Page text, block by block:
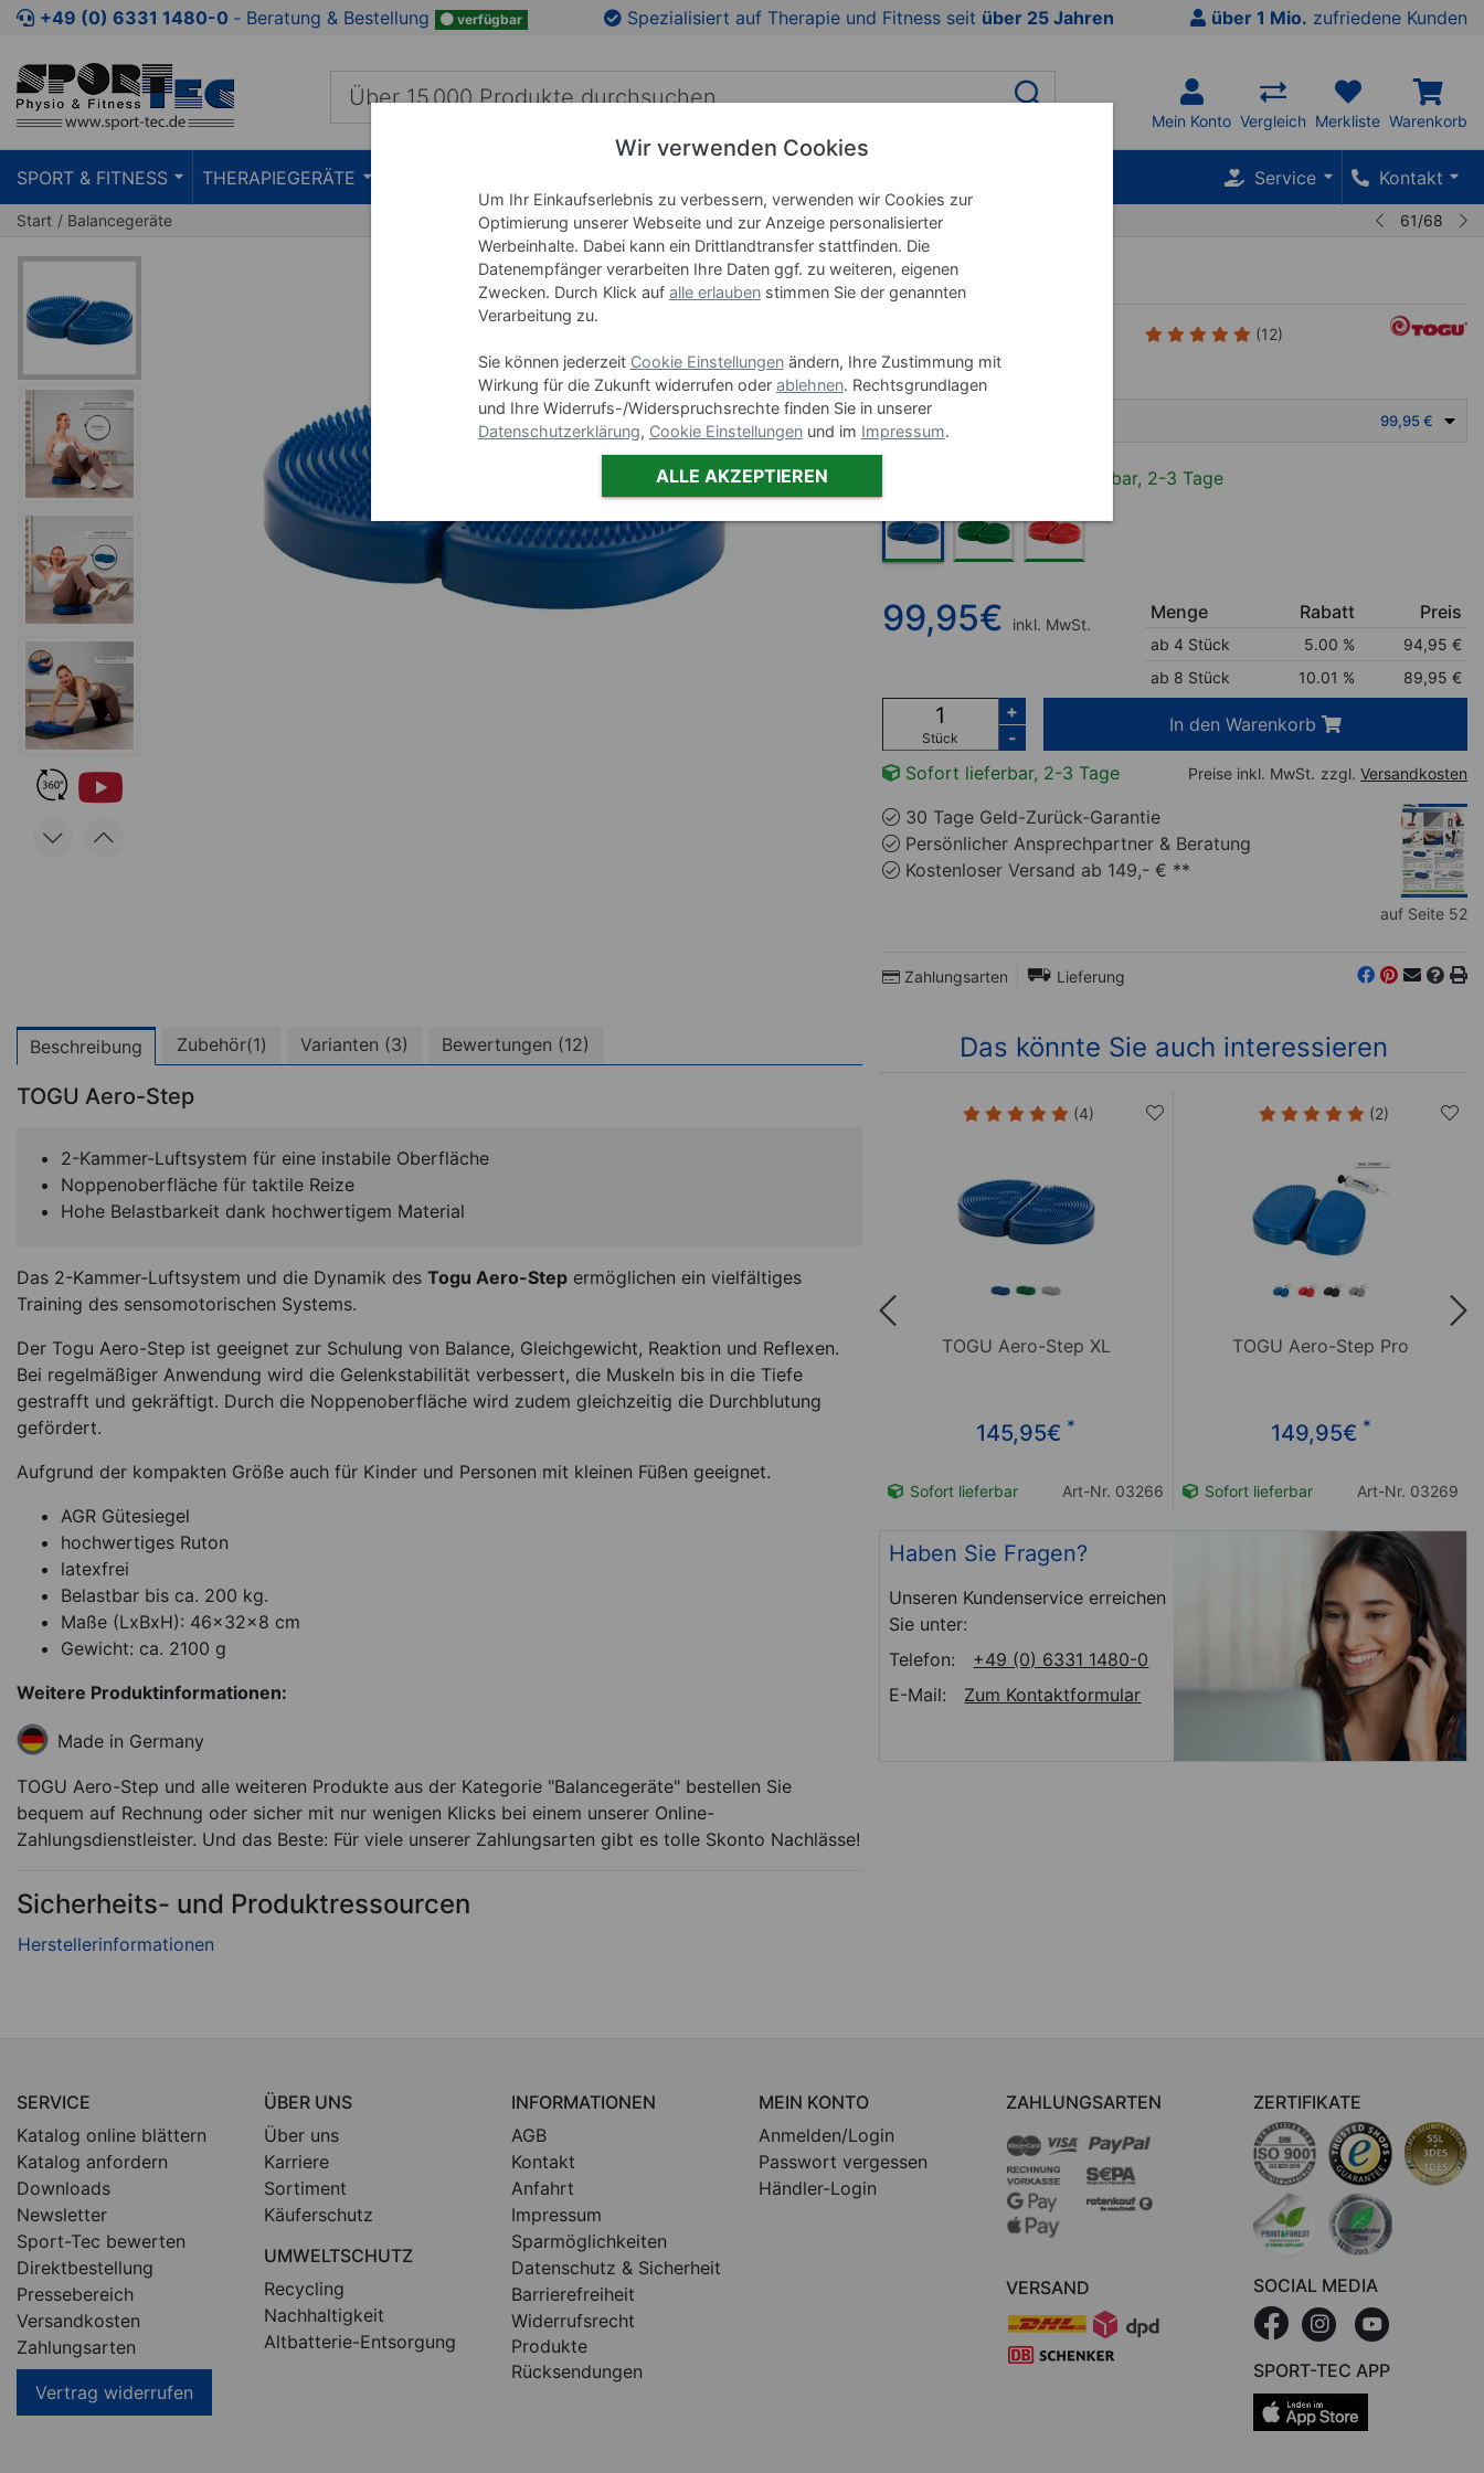
Zum Kaufbereich springen Zur Produktbeschreibung springen Zu den Produktbildern springen
+49 (0) 6331 1480-0 ‐ Beratung & Bestellung verfügbar Spezialisiert auf Therapie und Fitness seit über 25 Jahren über 1 Mio. zufriedene Kunden
Mein Konto Vergleich Merkliste Warenkorb
SPORT & FITNESS THERAPIEGERÄTE Service Kontakt
Start Balancegeräte 61/68
TOGU Aero-Step
(12)
Varianten
99,95 €
Sofort lieferbar, 2-3 Tage
99,95€ inkl. MwSt.
Menge Rabatt Preis
ab 4 Stück 5.00 % 94,95 €
ab 8 Stück
10.01 % 89,95 €
Stück
+
-
In den Warenkorb
Sofort lieferbar, 2-3 Tage Preise inkl. MwSt. zzgl. Versandkosten
30 Tage Geld-Zurück-Garantie
Persönlicher Ansprechpartner & Beratung
Kostenloser Versand ab 149,- € **
auf Seite 52
Zahlungsarten Lieferung
Beschreibung Zubehör(1) Varianten (3) Bewertungen (12)
TOGU Aero-Step
2-Kammer-Luftsystem für eine instabile Oberfläche
Noppenoberfläche für taktile Reize
Hohe Belastbarkeit dank hochwertigem Material
Das 2-Kammer-Luftsystem und die Dynamik des Togu Aero-Step ermöglichen ein vielfältiges
Training des sensomotorischen Systems.
Der Togu Aero-Step ist geeignet zur Schulung von Balance, Gleichgewicht, Reaktion und Reflexen.
Bei regelmäßiger Anwendung wird die Gelenkstabilität verbessert, die Muskeln bis in die Tiefe
gestrafft und gekräftigt. Durch die Noppenoberfläche wird zudem gleichzeitig die Durchblutung
gefördert.
Aufgrund der kompakten Größe auch für Kinder und Personen mit kleinen Füßen geeignet.
AGR Gütesiegel
hochwertiges Ruton
latexfrei
Belastbar bis ca. 200 kg.
Maße (LxBxH): 46x32x8 cm
Gewicht: ca. 2100 g
Weitere Produktinformationen:
Made in Germany
TOGU Aero-Step und alle weiteren Produkte aus der Kategorie "Balancegeräte" bestellen Sie
bequem auf Rechnung oder sicher mit nur wenigen Klicks bei einem unserer Online-
Zahlungsdienstleister. Und das Beste: Für viele unserer Zahlungsarten gibt es tolle Skonto Nachlässe!
Sicherheits- und Produktressourcen
Das könnte Sie auch interessieren
TOGU Aero-Step Pro
TOGU Aero-Step XL
Functional
(4)
TOGU Aero-Step XL
145,95€ *
Sofort lieferbar Art-Nr. 03266
(2)
TOGU Aero-Step Pro
149,95€ *
Sofort lieferbar Art-Nr. 03269
Haben Sie Fragen?
Unseren Kundenservice erreichen
Sie unter:
Telefon:
+49 (0) 6331 1480-0
E-Mail:
Zum Kontaktformular
SERVICE
Katalog online blättern
Katalog anfordern
Downloads
Newsletter
Sport-Tec bewerten
Direktbestellung
Pressebereich
Versandkosten
Zahlungsarten
Vertrag widerrufen
ÜBER UNS
Über uns
Karriere
Sortiment
Käuferschutz
UMWELTSCHUTZ
Recycling
Nachhaltigkeit
Altbatterie-Entsorgung
INFORMATIONEN
AGB
Kontakt
Anfahrt
Impressum
Sparmöglichkeiten
Datenschutz & Sicherheit
Barrierefreiheit
Widerrufsrecht
Produkte
Rücksendungen
MEIN KONTO
Anmelden/Login
Passwort vergessen
Händler-Login
ZAHLUNGSARTEN
VERSAND
ZERTIFIKATE
SOCIAL MEDIA
SPORT-TEC APP
Wir verwenden Cookies
Um Ihr Einkaufserlebnis zu verbessern, verwenden wir Cookies zur
Optimierung unserer Webseite und zur Anzeige personalisierter
Werbeinhalte. Dabei kann ein Drittlandtransfer stattfinden. Die
Datenempfänger verarbeiten Ihre Daten ggf. zu weiteren, eigenen
Zwecken. Durch Klick auf alle erlaubenstimmen Sie der genannten
Verarbeitung zu.
Sie können jederzeit Cookie Einstellungenändern, Ihre Zustimmung mit
Wirkung für die Zukunft widerrufen oder ablehnen. Rechtsgrundlagen
und Ihre Widerrufs-/Widerspruchsrechte finden Sie in unserer
Datenschutzerklärung, Cookie Einstellungenund im Impressum.
ALLE AKZEPTIEREN